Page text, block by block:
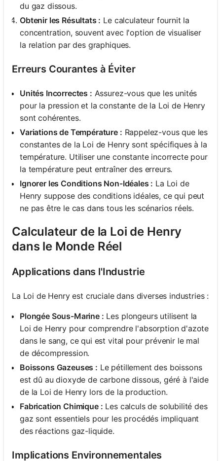
du gaz dissous.
Obtenir les Résultats : Le calculateur fournit la
concentration, souvent avec l'option de visualiser
la relation par des graphiques.
Erreurs Courantes à Éviter
Unités Incorrectes : Assurez-vous que les unités
pour la pression et la constante de la Loi de Henry
sont cohérentes.
Variations de Température : Rappelez-vous que les
constantes de la Loi de Henry sont spécifiques à la
température. Utiliser une constante incorrecte pour
la température peut entraîner des erreurs.
Ignorer les Conditions Non-Idéales : La Loi de
Henry suppose des conditions idéales, ce qui peut
ne pas être le cas dans tous les scénarios réels.
Calculateur de la Loi de Henry
dans le Monde Réel
Applications dans l'Industrie
La Loi de Henry est cruciale dans diverses industries :
Plongée Sous-Marine : Les plongeurs utilisent la
Loi de Henry pour comprendre l'absorption d'azote
dans le sang, ce qui est vital pour prévenir le mal
de décompression.
Boissons Gazeuses : Le pétillement des boissons
est dû au dioxyde de carbone dissous, géré à l'aide
de la Loi de Henry lors de la production.
Fabrication Chimique : Les calculs de solubilité des
gaz sont essentiels pour les procédés impliquant
des réactions gaz-liquide.
Implications Environnementales